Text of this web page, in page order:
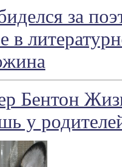
за
в
Бентон
у